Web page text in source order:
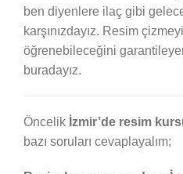
ben diyenlere ilaç gibi
karşınızdayız. Resim
öğrenebileceğini
buradayız.
Öncelik İzmir’de resim
bazı soruları cevaplayalım;